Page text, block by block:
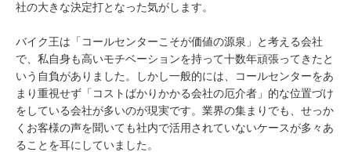
社の大きな決定打となった気がします。
バイク王は「コールセンターこそが価値の源泉」と考える会社
で、私自身も高いモチベーションを持って十数年頑張ってきたと
いう自負がありました。しかし一般的には、コールセンターをあ
まり重視せず「コストばかりかかる会社の厄介者」的な位置づけ
をしている会社が多いのが現実です。業界の集まりでも、せっか
くお客様の声を聞いても社内で活用されていないケースが多々あ
ることを耳にしていました。